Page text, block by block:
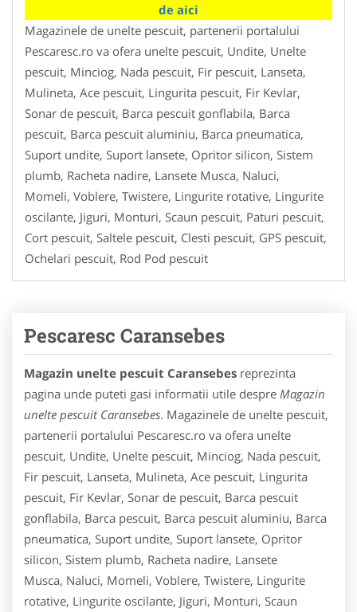
de aici
Magazinele de unelte pescuit, partenerii portalului
Pescaresc.ro va ofera unelte pescuit, Undite, Unelte
pescuit, Minciog, Nada pescuit, Fir pescuit, Lanseta,
Mulineta, Ace pescuit, Lingurita pescuit, Fir Kevlar,
Sonar de pescuit, Barca pescuit gonflabila, Barca
pescuit, Barca pescuit aluminiu, Barca pneumatica,
Suport undite, Suport lansete, Opritor silicon, Sistem
plumb, Racheta nadire, Lansete Musca, Naluci,
Momeli, Voblere, Twistere, Lingurite rotative, Lingurite
oscilante, Jiguri, Monturi, Scaun pescuit, Paturi pescuit,
Cort pescuit, Saltele pescuit, Clesti pescuit, GPS pescuit,
Ochelari pescuit, Rod Pod pescuit
Pescaresc Caransebes
Magazin unelte pescuit Caransebes reprezinta
pagina unde puteti gasi informatii utile despre Magazin
unelte pescuit Caransebes. Magazinele de unelte pescuit,
partenerii portalului Pescaresc.ro va ofera unelte
pescuit, Undite, Unelte pescuit, Minciog, Nada pescuit,
Fir pescuit, Lanseta, Mulineta, Ace pescuit, Lingurita
pescuit, Fir Kevlar, Sonar de pescuit, Barca pescuit
gonflabila, Barca pescuit, Barca pescuit aluminiu, Barca
pneumatica, Suport undite, Suport lansete, Opritor
silicon, Sistem plumb, Racheta nadire, Lansete
Musca, Naluci, Momeli, Voblere, Twistere, Lingurite
rotative, Lingurite oscilante, Jiguri, Monturi, Scaun